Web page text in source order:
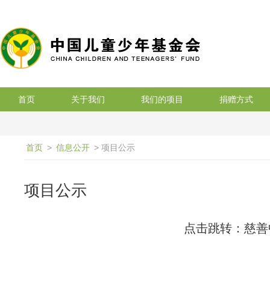
搜索
首页 关于我们 我们的项目 捐赠方式
首页 > 信息公开 > 项目公示
项目公示
点击跳转：慈